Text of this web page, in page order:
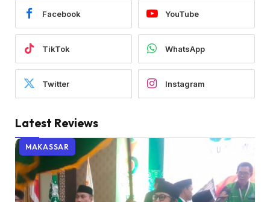
Facebook YouTube
TikTok WhatsApp
Twitter Instagram
Latest Reviews
MAKASSAR